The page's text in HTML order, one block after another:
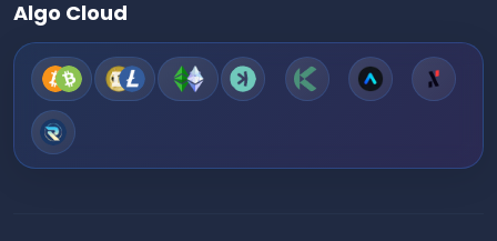
Algo Cloud